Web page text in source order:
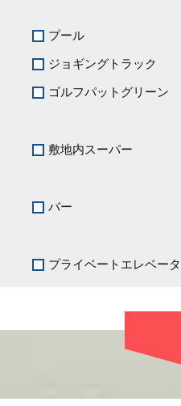
プール
ジョギングトラック
ゴルフパットグリーン
敷地内スーパー
バー
プライベートエレベー